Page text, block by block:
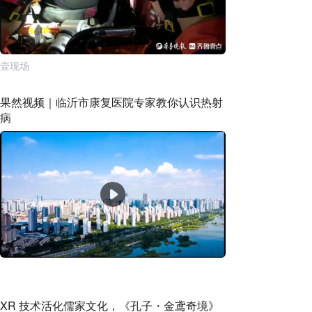
壹现场
果然视频｜临沂市康复医院专家教你认识热射
病
XR 技术活化儒家文化，《孔子・金鸢奇境》